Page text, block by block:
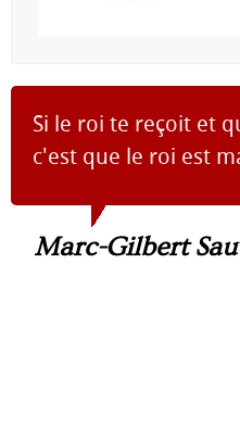
Si le roi te reçoit et
c'est que le roi est
Marc-Gilbert